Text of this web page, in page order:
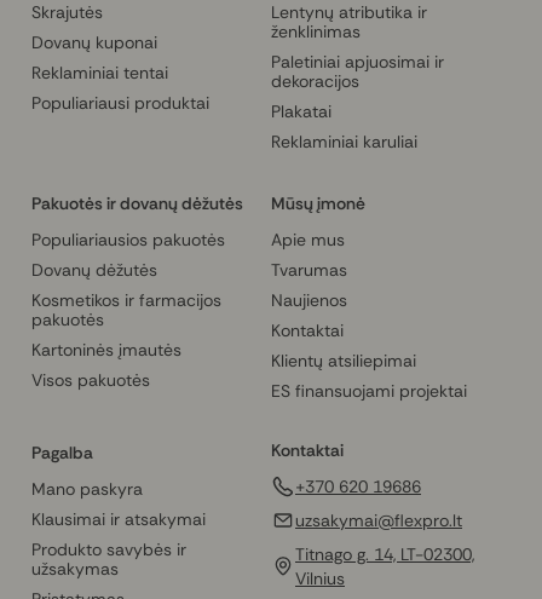
Skrajutės
Dovanų kuponai
Reklaminiai tentai
Populiariausi produktai
Lentynų atributika ir
ženklinimas
Paletiniai apjuosimai ir
dekoracijos
Plakatai
Reklaminiai karuliai
Pakuotės ir dovanų dėžutės
Populiariausios pakuotės
Dovanų dėžutės
Kosmetikos ir farmacijos
pakuotės
Kartoninės įmautės
Visos pakuotės
Mūsų įmonė
Apie mus
Tvarumas
Naujienos
Kontaktai
Klientų atsiliepimai
ES finansuojami projektai
Pagalba
Mano paskyra
Klausimai ir atsakymai
Produkto savybės ir
užsakymas
Kontaktai
+370 620 19686
uzsakymai@flexpro.lt
Titnago g. 14, LT-02300,
Vilnius